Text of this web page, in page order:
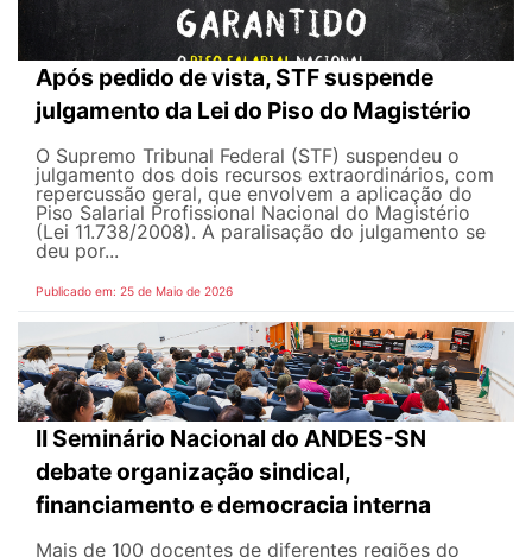
Após pedido de vista, STF suspende
julgamento da Lei do Piso do Magistério
O Supremo Tribunal Federal (STF) suspendeu o
julgamento dos dois recursos extraordinários, com
repercussão geral, que envolvem a aplicação do
Piso Salarial Profissional Nacional do Magistério
(Lei 11.738/2008). A paralisação do julgamento se
deu por...
Publicado em: 25 de Maio de 2026
II Seminário Nacional do ANDES-SN
debate organização sindical,
financiamento e democracia interna
Mais de 100 docentes de diferentes regiões do